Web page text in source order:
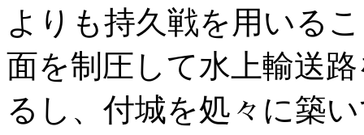
よりも持久戦を用いる
面を制圧して水上輸送
るし、付城を処々に築